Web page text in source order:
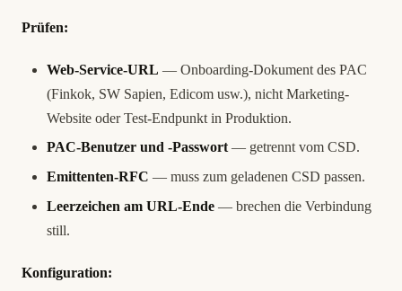
Prüfen:
Web-Service-URL — Onboarding-Dokument des PAC
(Finkok, SW Sapien, Edicom usw.), nicht Marketing-
Website oder Test-Endpunkt in Produktion.
PAC-Benutzer und -Passwort — getrennt vom CSD.
Emittenten-RFC — muss zum geladenen CSD passen.
Leerzeichen am URL-Ende — brechen die Verbindung
still.
Konfiguration: